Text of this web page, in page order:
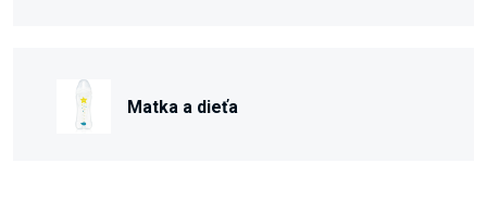
Matka a dieťa